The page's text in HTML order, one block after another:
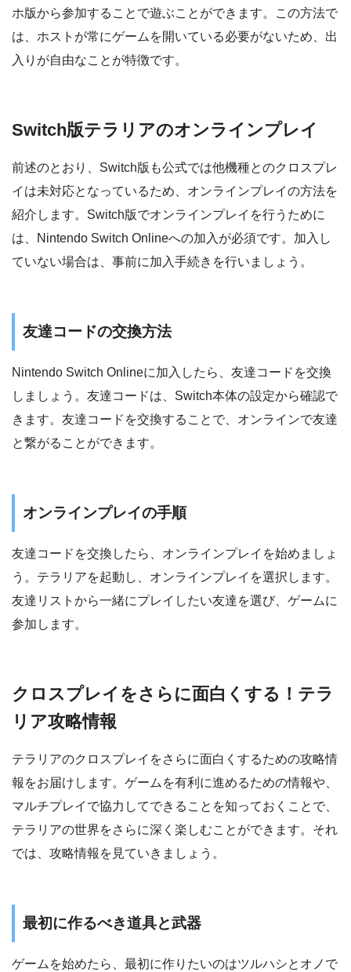
ホ版から参加することで遊ぶことができます。この方法で
は、ホストが常にゲームを開いている必要がないため、出
入りが自由なことが特徴です。
Switch版テラリアのオンラインプレイ
前述のとおり、Switch版も公式では他機種とのクロスプレ
イは未対応となっているため、オンラインプレイの方法を
紹介します。Switch版でオンラインプレイを行うために
は、Nintendo Switch Onlineへの加入が必須です。加入し
ていない場合は、事前に加入手続きを行いましょう。
友達コードの交換方法
Nintendo Switch Onlineに加入したら、友達コードを交換
しましょう。友達コードは、Switch本体の設定から確認で
きます。友達コードを交換することで、オンラインで友達
と繋がることができます。
オンラインプレイの手順
友達コードを交換したら、オンラインプレイを始めましょ
う。テラリアを起動し、オンラインプレイを選択します。
友達リストから一緒にプレイしたい友達を選び、ゲームに
参加します。
クロスプレイをさらに面白くする！テラ
リア攻略情報
テラリアのクロスプレイをさらに面白くするための攻略情
報をお届けします。ゲームを有利に進めるための情報や、
マルチプレイで協力してできることを知っておくことで、
テラリアの世界をさらに深く楽しむことができます。それ
では、攻略情報を見ていきましょう。
最初に作るべき道具と武器
ゲームを始めたら、最初に作りたいのはツルハシとオノで